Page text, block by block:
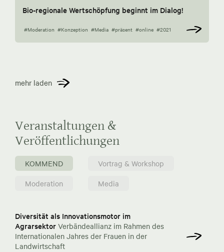
Bio-regionale Wertschöpfung beginnt im Dialog!
#Moderation #Konzeption #Media #präsent #online #2021
mehr laden
Veranstaltungen &
Veröffentlichungen
KOMMEND
Vortrag & Workshop
Moderation
Media
Diversität als Innovationsmotor im
Agrarsektor Verbändeallianz im Rahmen des
Internationalen Jahres der Frauen in der
Landwirtschaft